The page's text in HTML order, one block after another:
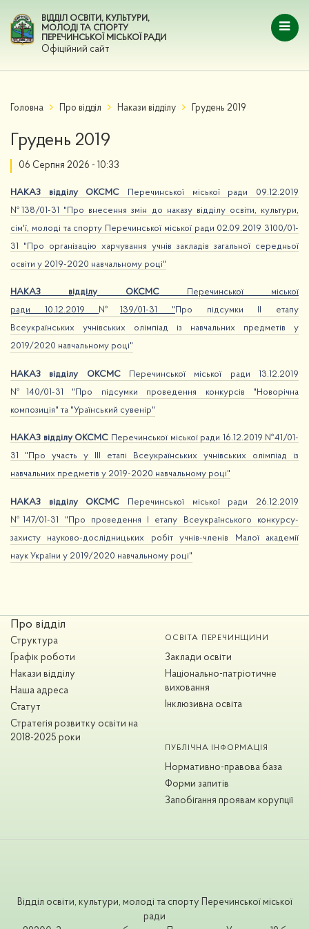
ВІДДІЛ ОСВІТИ, КУЛЬТУРИ,
МОЛОДІ ТА СПОРТУ
ПЕРЕЧИНСЬКОЇ МІСЬКОЇ РАДИ
Офіційний сайт
Головна Про відділ Накази відділу Грудень 2019
Грудень 2019
06 Серпня 2026 - 10:33
НАКАЗ відділу ОКСМС Перечинської міської ради 09.12.2019
№138/01-31 "Про внесення змін до наказу відділу освіти, культури,
сім'ї, молоді та спорту Перечинської міської ради 02.09.2019 3100/01-
31 "Про організацію харчування учнів закладів загальної середньої
освіти у 2019-2020 навчальному році"
НАКАЗ відділу ОКСМСПеречинської міської
ради 10.12.2019
№ 139/01-31 " Про підсумки ІІ етапу
Всеукраїнських учнівських олімпіад із навчальних предметів у
2019/2020 навчальному році"
НАКАЗ відділу ОКСМС
Перечинської міської ради 13.12.2019
№140/01-31 "Про підсумки проведення конкурсів "Новорічна
композиція" та "Ураїнський сувенір"
НАКАЗ відділу ОКСМС Перечинської міської ради 16.12.2019 №41/01-
31 "Про участь у ІІІ етапі Всеукраїнських учнівських олімпіад із
навчальних предметів у 2019-2020 навчальному році"
НАКАЗ відділу ОКСМС
Перечинської міської ради 26.12.2019
№147/01-31 "Про проведення І етапу Всеукраїнського конкурсу-
захисту науково-дослідницьких робіт учнів-членів Малої академії
наук України у 2019/2020 навчальному році"
Про відділ
Структура
Графік роботи
Накази відділу
Наша адреса
Статут
Стратегія розвитку освіти на
2018-2025 роки
ОСВІТА ПЕРЕЧИНЩИНИ
Заклади освіти
Національно-патріотичне
виховання
Інклюзивна освіта
ПУБЛІЧНА ІНФОРМАЦІЯ
Нормативно-правова база
Форми запитів
Запобігання проявам корупції
Відділ освіти, культури, молоді та спорту Перечинської міської
ради